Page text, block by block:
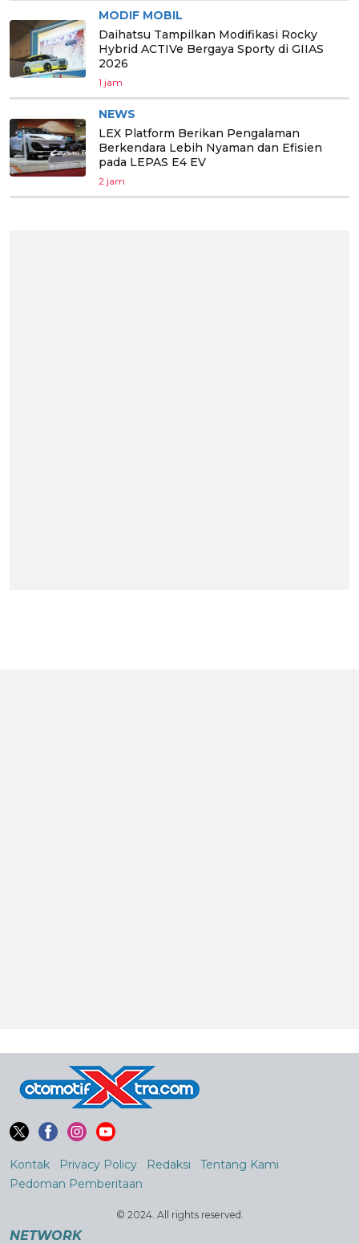
MODIF MOBIL
Daihatsu Tampilkan Modifikasi Rocky
Hybrid ACTIVe Bergaya Sporty di GIIAS
2026
1 jam
NEWS
LEX Platform Berikan Pengalaman
Berkendara Lebih Nyaman dan Efisien
pada LEPAS E4 EV
2 jam
Kontak Privacy Policy Redaksi
Tentang Kami
Pedoman Pemberitaan
© 2024. All rights reserved.
NETWORK